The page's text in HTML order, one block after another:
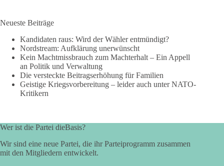
Neueste Beiträge
Kandidaten raus: Wird der Wähler entmündigt?
Nordstream: Aufklärung unerwünscht
Kein Machtmissbrauch zum Machterhalt – Ein Appell
an Politik und Verwaltung
Die versteckte Beitragserhöhung für Familien
Geistige Kriegsvorbereitung – leider auch unter NATO-
Kritikern
Wer ist die Partei dieBasis?
Wir sind eine neue Partei, die ihr Parteiprogramm zusammen
mit den Mitgliedern entwickelt.